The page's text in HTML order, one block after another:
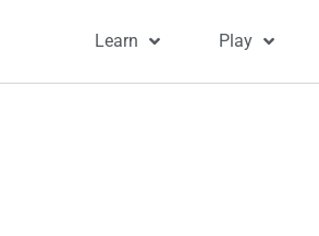
Learn Play